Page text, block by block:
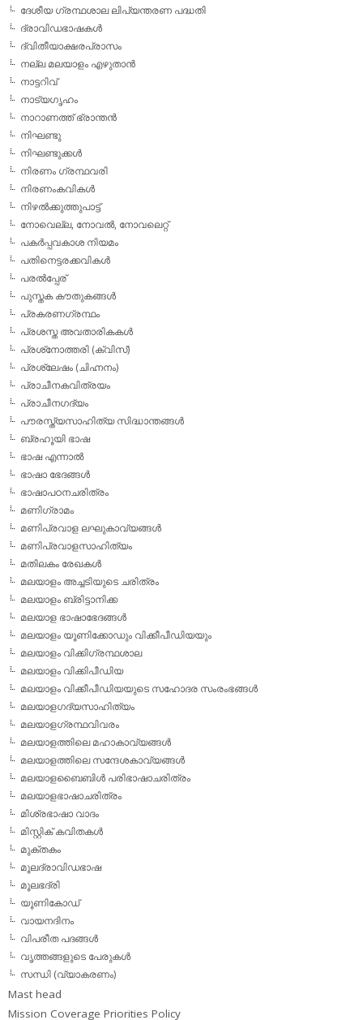
ദേശീയ ഗ്രന്ഥശാല ലിപ്യന്തരണ പദ്ധതി
ദ്രാവിഡഭാഷകള്‍
ദ്വിതീയാക്ഷരപ്രാസം
നല്ല മലയാളം എഴുതാന്‍
നാട്ടറിവ്
നാട്യഗൃഹം
നാറാണത്ത് ഭ്രാന്തന്‍
നിഘണ്ടു
നിഘണ്ടുക്കള്‍
നിരണം ഗ്രന്ഥവരി
നിരണംകവികള്‍
നിഴല്‍ക്കുത്തുപാട്ട്
നോവെല്ല, നോവല്‍, നോവലെറ്റ്
പകര്‍പ്പവകാശ നിയമം
പതിനെട്ടരക്കവികള്‍
പരല്‍പ്പേര്
പുസ്തക കൗതുകങ്ങള്‍
പ്രകരണഗ്രന്ഥം
പ്രശസ്ത അവതാരികകള്‍
പ്രശ്‌നോത്തരി (ക്വിസ്)
പ്രശ്ലേഷം (ചിഹ്നനം)
പ്രാചീനകവിത്രയം
പ്രാചീനഗദ്യം
പൗരസ്ത്യസാഹിത്യ സിദ്ധാന്തങ്ങള്‍
ബ്രഹൂയി ഭാഷ
ഭാഷ എന്നാല്‍
ഭാഷാ ഭേദങ്ങള്‍
ഭാഷാപഠനചരിത്രം
മണിഗ്രാമം
മണിപ്രവാള ലഘുകാവ്യങ്ങള്‍
മണിപ്രവാളസാഹിത്യം
മതിലകം രേഖകള്‍
മലയാളം അച്ചടിയുടെ ചരിത്രം
മലയാളം ബ്രിട്ടാനിക്ക
മലയാള ഭാഷാഭേദങ്ങള്‍
മലയാളം യൂണിക്കോഡും വിക്കീപീഡിയയും
മലയാളം വിക്കിഗ്രന്ഥശാല
മലയാളം വിക്കിപീഡിയ
മലയാളം വിക്കീപീഡിയയുടെ സഹോദര സംരംഭങ്ങള്‍
മലയാളഗദ്യസാഹിത്യം
മലയാളഗ്രന്ഥവിവരം
മലയാളത്തിലെ മഹാകാവ്യങ്ങള്‍
മലയാളത്തിലെ സന്ദേശകാവ്യങ്ങള്‍
മലയാളബൈബിള്‍ പരിഭാഷാചരിത്രം
മലയാളഭാഷാചരിത്രം
മിശ്രഭാഷാ വാദം
മിസ്റ്റിക് കവിതകള്‍
മുക്തകം
മൂലദ്രാവിഡഭാഷ
മൂലഭദ്രി
യൂണികോഡ്
വായനദിനം
വിപരീത പദങ്ങള്‍
വൃത്തങ്ങളുടെ പേരുകള്‍
സന്ധി (വ്യാകരണം)
Mast head
Mission Coverage Priorities Policy